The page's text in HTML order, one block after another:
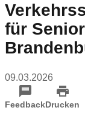
Verkehr &
für
09.03.2026
FeedbackDrucken